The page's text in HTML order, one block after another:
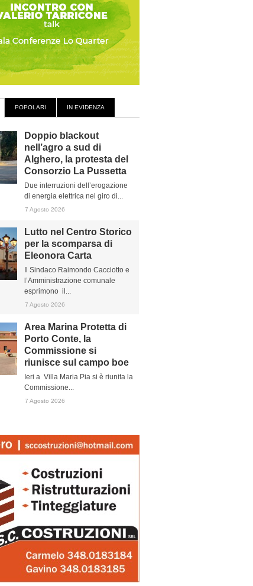
POPOLARI IN EVIDENZA
Doppio blackout
nell’agro a sud di
Alghero, la protesta del
Consorzio La Pussetta
Due interruzioni dell’erogazione
di energia elettrica nel giro di...
7 Agosto 2026
Lutto nel Centro Storico
per la scomparsa di
Eleonora Carta
Il Sindaco Raimondo Cacciotto e
l’Amministrazione comunale
esprimono il...
7 Agosto 2026
Area Marina Protetta di
Porto Conte, la
Commissione si
riunisce sul campo boe
Ieri a Villa Maria Pia si è riunita la
Commissione...
7 Agosto 2026